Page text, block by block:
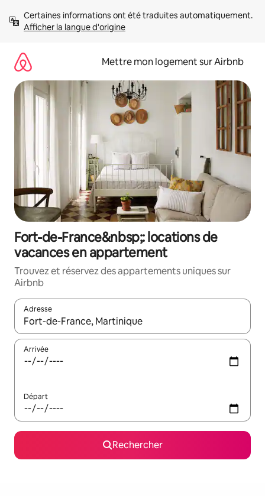
directement
Afficher la langue d'origine
Mettre mon logement sur Airbnb
Fort-de-France&nbsp;: locations de
vacances en appartement
Trouvez et réservez des appartements uniques sur
Airbnb
Adresse
Lorsque les résultats s'affichent, utilisez les flèches vers le
Arrivée
Départ
Rechercher